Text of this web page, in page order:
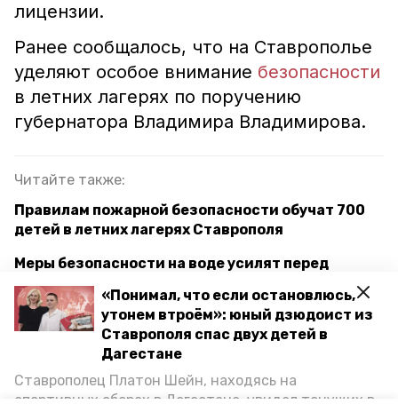
«Понимал, что если остановлюсь,
утонем втроём»: юный дзюдоист из
Ставрополя спас двух детей в
Дагестане
Ставрополец Платон Шейн, находясь на
спортивных сборах в Дегестане, увидел тонущих в
лицензии.
Ранее сообщалось, что на Ставрополье
уделяют особое внимание безопасности
в летних лагерях по поручению
губернатора Владимира Владимирова.
Читайте также:
Правилам пожарной безопасности обучат 700
детей в летних лагерях Ставрополя
Меры безопасности на воде усилят перед
началом купального сезона на Ставрополье
Массовые зарядки в день здоровья провели в
здравницах Кисловодска
пресс-конференция риц ск минобразования ск